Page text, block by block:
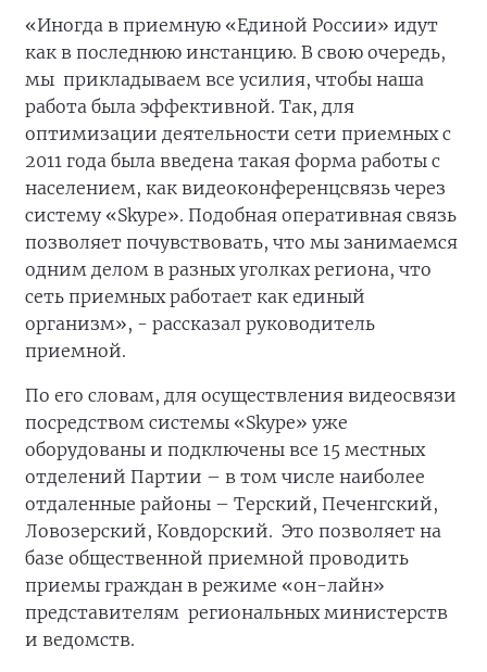
«Иногда в приемную «Единой России» идут
как в последнюю инстанцию. В свою очередь,
мы прикладываем все усилия, чтобы наша
работа была эффективной. Так, для
оптимизации деятельности сети приемных с
2011 года была введена такая форма работы с
населением, как видеоконференцсвязь через
систему «Skype». Подобная оперативная связь
позволяет почувствовать, что мы занимаемся
одним делом в разных уголках региона, что
сеть приемных работает как единый
организм», - рассказал руководитель
приемной.
По его словам, для осуществления видеосвязи
посредством системы «Skype» уже
оборудованы и подключены все 15 местных
отделений Партии – в том числе наиболее
отдаленные районы – Терский, Печенгский,
Ловозерский, Ковдорский. Это позволяет на
базе общественной приемной проводить
приемы граждан в режиме «он-лайн»
представителям региональных министерств
и ведомств.